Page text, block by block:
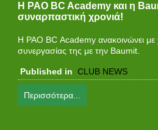
Η PAO BC Academy και η
συναρπαστική χρονιά!
Η PAO BC Academy ανακοινώνει με
συνεργασίας της με την Baumit.
Published in CLUB NEWS
Περισσότερα...